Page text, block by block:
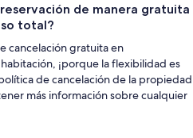
de manera gratuita
total?
cancelación gratuita en
¡porque la flexibilidad es
de cancelación de la propiedad
más información sobre cualquier